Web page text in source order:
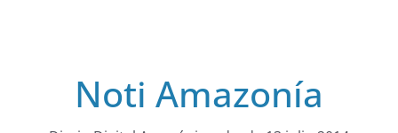
Noti Amazonía